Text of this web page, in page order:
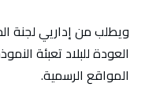
ويطلب من إداريي لجنة
العودة للبلاد تعبئة
المواقع الرسمية.